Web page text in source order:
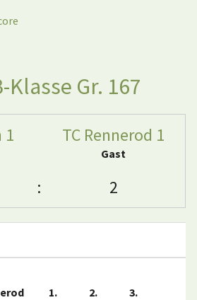
Klasse Gr. 167
1 TC Rennerod 1
Gast
: 2
1.
2.
3.